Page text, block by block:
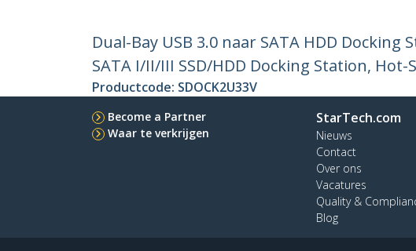
Dual-Bay USB 3.0 naar SATA HDD Docking
SATA I/II/III SSD/HDD Docking Station,
Productcode: SDOCK2U33V
Become a Partner
Waar te verkrijgen
StarTech.com
Nieuws
Contact
Over ons
Vacatures
Quality &
Blog